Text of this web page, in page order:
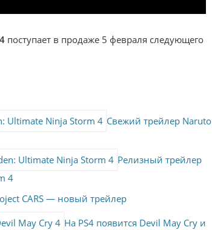
поступает в продаже 5 февраля следующего
Свежий трейлер Naruto
Релизный трейлер
4
CARS — новый трейлер
На PS4 появится Devil May Cry и